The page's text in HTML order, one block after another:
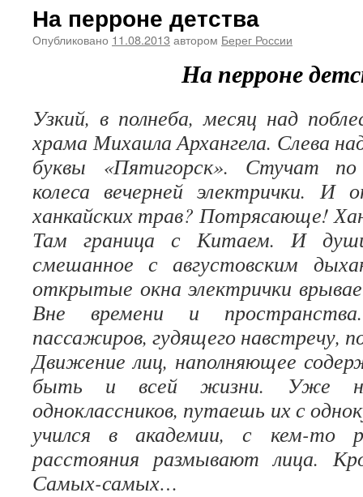
На перроне детства
Опубликовано 11.08.2013 автором Берег России
На перроне
Узкий, в полнеба, месяц над
храма Михаила Архангела. Слева
буквы «Пятигорск». Стучат
колеса вечерней электрички. И
ханкайских трав? Потрясающе!
Там граница с Китаем. И
смешанное с августовским
открытые окна электрички
Вне времени и
пассажиров, гудящего навстречу,
Движение лиц, наполняющее
быть и всей жизни. Уже не
одноклассников, путаешь их с
учился в академии, с кем-то
расстояния размывают лица.
Самых-самых…